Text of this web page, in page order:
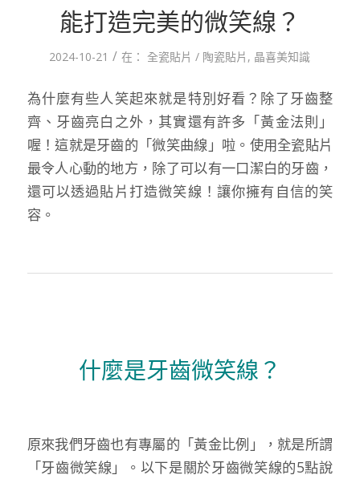
能打造完美的微笑線？
2024-10-21 / 在： 全瓷貼片 / 陶瓷貼片 , 晶喜美知識
為什麼有些人笑起來就是特別好看？除了牙齒整
齊、牙齒亮白之外，其實還有許多「黃金法則」
喔！這就是牙齒的「微笑曲線」啦。使用全瓷貼片
最令人心動的地方，除了可以有一口潔白的牙齒，
還可以透過貼片打造微笑線！讓你擁有自信的笑
容。
什麼是牙齒微笑線？
原來我們牙齒也有專屬的「黃金比例」，就是所謂
「牙齒微笑線」。以下是關於牙齒微笑線的5點說